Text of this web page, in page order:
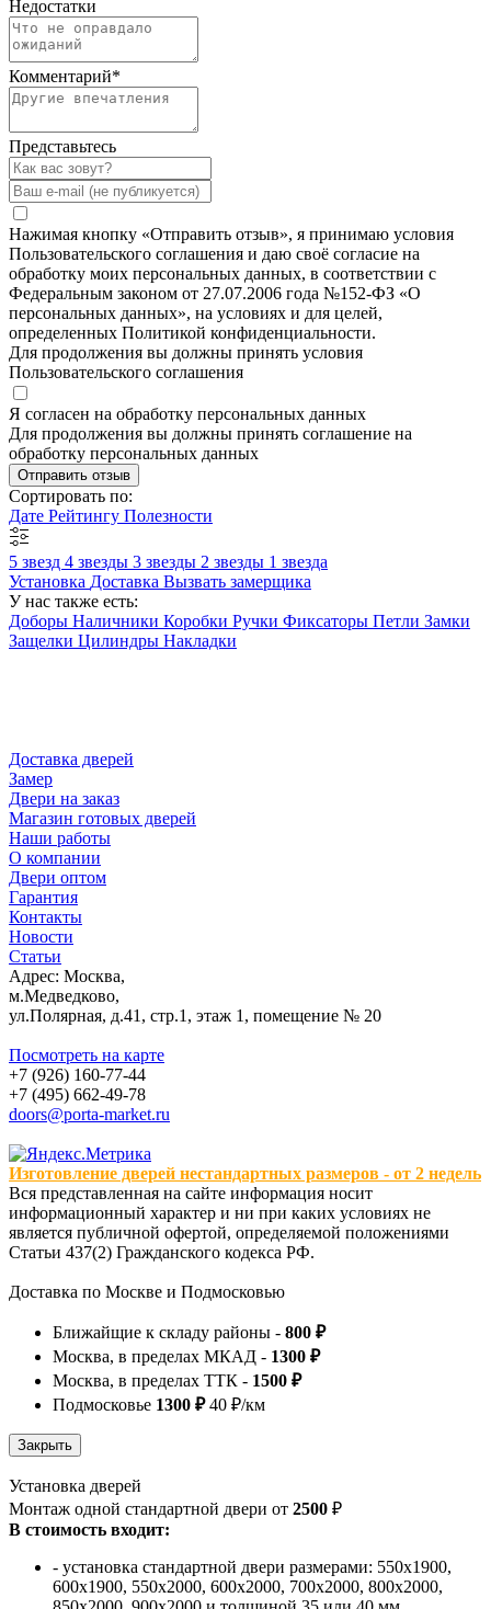
Недостатки
Комментарий*
Представьтесь
Нажимая кнопку «Отправить отзыв», я принимаю условия
Пользовательского соглашения и даю своё согласие на
обработку моих персональных данных, в соответствии с
Федеральным законом от 27.07.2006 года №152-ФЗ «О
персональных данных», на условиях и для целей,
определенных Политикой конфиденциальности.
Для продолжения вы должны принять условия
Пользовательского соглашения
Я согласен на обработку персональных данных
Для продолжения вы должны принять соглашение на
обработку персональных данных
Отправить отзыв
Сортировать по:
Дате Рейтингу Полезности
5 звезд 4 звезды 3 звезды 2 звезды 1 звезда
Установка Доставка Вызвать замерщика
У нас также есть:
Доборы Наличники Коробки Ручки Фиксаторы Петли Замки
Защелки Цилиндры Накладки
Доставка дверей
Замер
Двери на заказ
Магазин готовых дверей
Наши работы
О компании
Двери оптом
Гарантия
Контакты
Новости
Статьи
Адрес: Москва,
м.Медведково,
ул.Полярная, д.41, стр.1, этаж 1, помещение № 20
Посмотреть на карте
+7 (926) 160-77-44
+7 (495) 662-49-78
doors@porta-market.ru
Изготовление дверей нестандартных размеров - от 2 недель
Вся представленная на сайте информация носит
информационный характер и ни при каких условиях не
является публичной офертой, определяемой положениями
Статьи 437(2) Гражданского кодекса РФ.
Доставка по Москве и Подмосковью
Ближайщие к складу районы - 800 ₽
Москва, в пределах МКАД - 1300 ₽
Москва, в пределах ТТК - 1500 ₽
Подмосковье 1300 ₽40 ₽/км
Установка дверей
Монтаж одной стандартной двери от 2500 ₽
В стоимость входит:
- установка стандартной двери размерами: 550х1900,
600х1900, 550х2000, 600х2000, 700х2000, 800х2000,